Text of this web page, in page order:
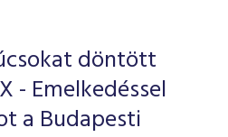
tőzsdei bevezetését
egyszerűen
döntött
- Emelkedéssel
a Budapesti